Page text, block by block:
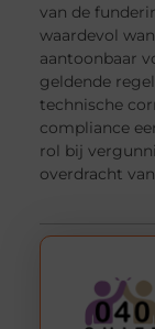
van de
waardevol
aantoonbaar
geldende
technische
compliance
rol bij
overdracht